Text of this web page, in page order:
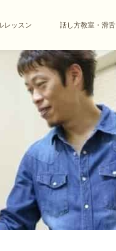
レッスン 話し方教室・滑舌